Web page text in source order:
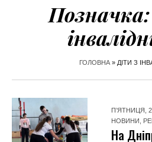
Позначка:
ГОЛОВНА» ДІТИ З
П’ЯТНИЦЯ,
НОВИНИ
На